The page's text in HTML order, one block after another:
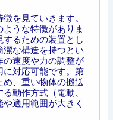
を見ていきます。
うな特徴がありま
るための装置とし
な構造を持つとい
の速度や力の調整が
対応可能です。第
、重い物体の搬送
動作方式（電動、
適用範囲が大きく